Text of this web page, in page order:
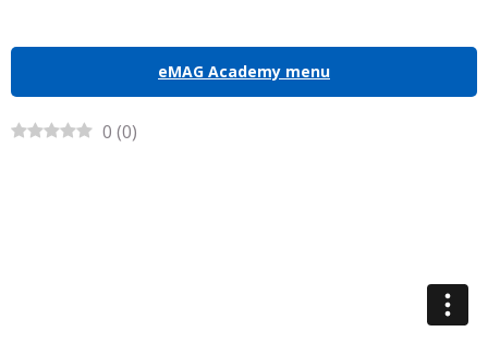
eMAG Academy menu
0 (0)